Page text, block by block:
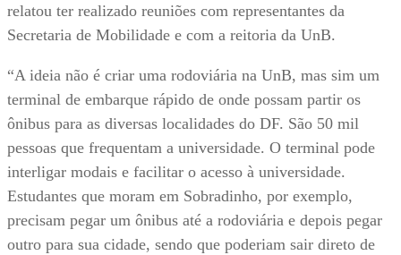
relatou ter realizado reuniões com representantes da
Secretaria de Mobilidade e com a reitoria da UnB.
“A ideia não é criar uma rodoviária na UnB, mas sim um
terminal de embarque rápido de onde possam partir os
ônibus para as diversas localidades do DF. São 50 mil
pessoas que frequentam a universidade. O terminal pode
interligar modais e facilitar o acesso à universidade.
Estudantes que moram em Sobradinho, por exemplo,
precisam pegar um ônibus até a rodoviária e depois pegar
outro para sua cidade, sendo que poderiam sair direto de